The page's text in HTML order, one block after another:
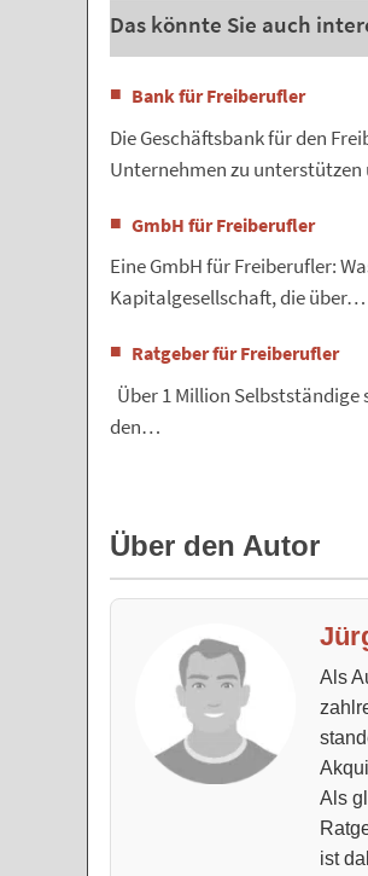
Das könnte Sie auch
Bank für Freiberufler
Die Geschäftsbank für den
Unternehmen zu
GmbH für Freiberufler
Eine GmbH für Freiberufler:
Kapitalgesellschaft, die über…
Ratgeber für Freiberufler
Über 1 Million
den…
Über den Autor
Als
Als
ist